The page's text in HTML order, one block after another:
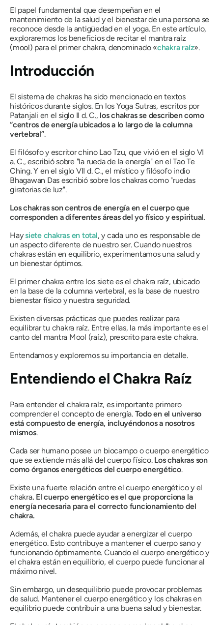
El papel fundamental que desempeñan en el
mantenimiento de la salud y el bienestar de una persona se
reconoce desde la antigüedad en el yoga. En este artículo,
exploraremos los beneficios de recitar el mantra raíz
(mool) para el primer chakra, denominado «chakra raíz».
Introducción
El sistema de chakras ha sido mencionado en textos
históricos durante siglos. En los Yoga Sutras, escritos por
Patanjali en el siglo II d. C., los chakras se describen como
“centros de energía ubicados a lo largo de la columna
vertebral”.
El filósofo y escritor chino Lao Tzu, que vivió en el siglo VI
a. C., escribió sobre "la rueda de la energía"en el Tao Te
Ching. Y en el siglo VII d. C., el místico y filósofo indio
Bhagawan Das escribió sobre los chakras como "ruedas
giratorias de luz".
Los chakras son centros de energía en el cuerpo que
corresponden a diferentes áreas del yo físico y espiritual.
Haysiete chakras en total, y cada uno es responsable de
un aspecto diferente de nuestro ser. Cuando nuestros
chakras están en equilibrio, experimentamos una salud y
un bienestar óptimos.
El primer chakra entre los siete es el chakra raíz, ubicado
en la base de la columna vertebral, es la base de nuestro
bienestar físico y nuestra seguridad.
Existen diversas prácticas que puedes realizar para
equilibrar tu chakra raíz. Entre ellas, la más importante es el
canto del mantra Mool (raíz), prescrito para este chakra.
Entendamos y exploremos su importancia en detalle.
Entendiendo el Chakra Raíz
Para entender el chakra raíz, es importante primero
comprender el concepto de energía. Todo en el universo
está compuesto de energía, incluyéndonos a nosotros
mismos.
Cada ser humano posee un biocampo o cuerpo energético
que se extiende más allá del cuerpo físico. Los chakras son
como órganos energéticos del cuerpo energético.
Existe una fuerte relación entre el cuerpo energético y el
chakra. El cuerpo energético es el que proporciona la
energía necesaria para el correcto funcionamiento del
chakra.
Además, el chakra puede ayudar a energizar el cuerpo
energético. Esto contribuye a mantener el cuerpo sano y
funcionando óptimamente. Cuando el cuerpo energético y
el chakra están en equilibrio, el cuerpo puede funcionar al
máximo nivel.
Sin embargo, un desequilibrio puede provocar problemas
de salud. Mantener el cuerpo energético y los chakras en
equilibrio puede contribuir a una buena salud y bienestar.